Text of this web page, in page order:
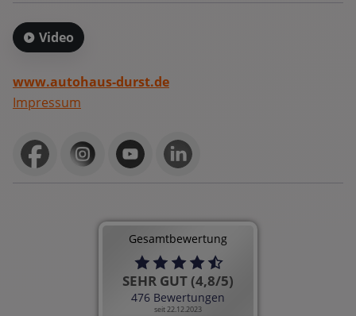
Video
www.autohaus-durst.de
Impressum
Gesamtbewertung
SEHR GUT (4,8/5)
476 Bewertungen
seit 22.12.2023